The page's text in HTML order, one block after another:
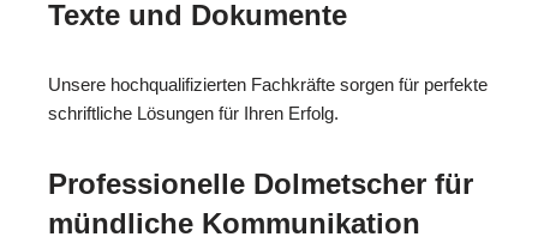
Texte und Dokumente
Unsere hochqualifizierten Fachkräfte sorgen für perfekte
schriftliche Lösungen für Ihren Erfolg.
Professionelle Dolmetscher für
mündliche Kommunikation